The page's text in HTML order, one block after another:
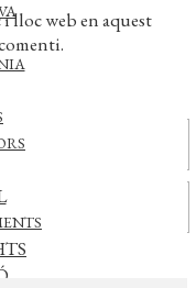
lloc web en aquest